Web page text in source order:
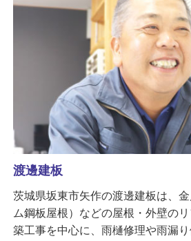
渡邊建板
茨城県坂東市矢作の渡邊建板は、
ム鋼板屋根）などの屋根・外壁の
築工事を中心に、雨樋修理や雨漏